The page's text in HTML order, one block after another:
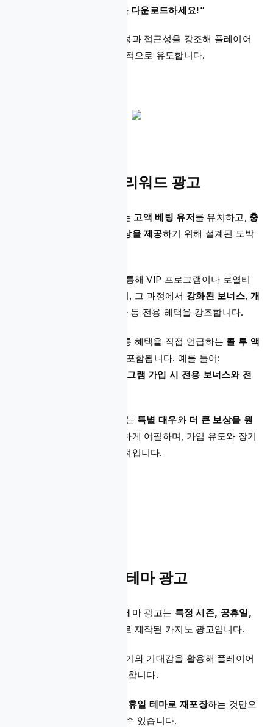
을 그대로! 지금 모바일 앱을 다운로드하세요!”
이러한 광고는 사용자 편의성과 접근성을 강조해 플레이어
의 다운로드 및 참여를 효과적으로 유도합니다.
6. VIP 및 로열티 리워드 광고
VIP 및 로열티 리워드 광고는 고액 베팅 유저를 유치하고, 충
성도 높은 플레이어에게 보상을 제공하기 위해 설계된 도박
온라인 카지노는 이 광고를 통해 VIP 프로그램이나 로열티
클럽에 가입하도록 유도하며, 그 과정에서 강화된 보너스, 개
신속한 출금등 전용 혜택을 강조합니다.
이러한 카지노 광고에는 보통 혜택을 직접 언급하는 콜 투 액
문구가 포함됩니다. 예를 들어:
“Join the Elite – VIP 프로그램 가입 시 전용 보너스와 전
이와 같은 온라인 베팅 광고는 특별 대우와 더 큰 보상을 원
에게 강하게 어필하며, 가입 유도와 장기
적인 플레이어 유지에 효과적입니다.
7. 시즌 및 이벤트 테마 광고
iGaming의 시즌 및 이벤트 테마 광고는 특정 시즌, 공휴일,
를 중심으로 제작된 카지노 광고입니다.
이 광고는 해당 시기의 분위기와 기대감을 활용해 플레이어
의 관심을 끌고, 참여를 유도합니다.
휴일 테마로 재포장하는 것만으
로도 광고 효과를 극대화할 수 있습니다.